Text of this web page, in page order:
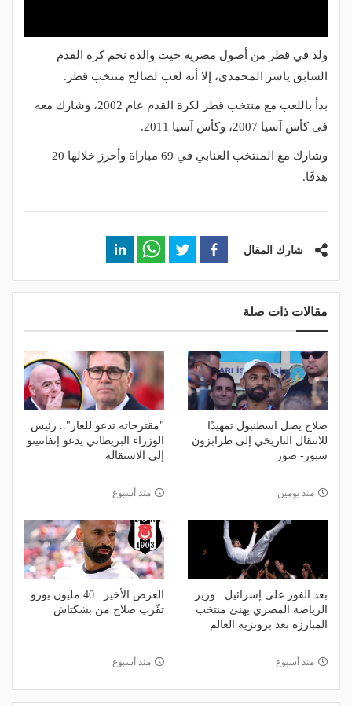
ولد في قطر من أصول مصرية حيث والده نجم كرة القدم
السابق ياسر المحمدي، إلا أنه لعب لصالح منتخب قطر.
بدأ باللعب مع منتخب قطر لكرة القدم عام 2002، وشارك معه
فى كأس آسيا 2007، وكأس آسيا 2011.
وشارك مع المنتخب العنابي في 69 مباراة وأحرز خلالها 20
هدفًا.
شارك المقال
مقالات ذات صلة
صلاح يصل اسطنبول تمهيدًا
للانتقال التاريخي إلى طرابزون
سبور- صور
منذ يومين
"مقترحاته تدعو للعار".. رئيس
الوزراء البريطاني يدعو إنفانتينو
إلى الاستقالة
منذ أسبوع
بعد الفوز على إسرائيل.. وزير
الرياضة المصري يهنئ منتخب
المبارزة بعد برونزية العالم
منذ أسبوع
العرض الأخير.. 40 مليون يورو
تقّرب صلاح من بشكتاش
منذ أسبوع